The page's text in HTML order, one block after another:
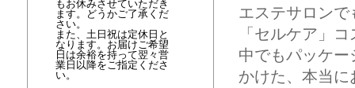
もお休みさせていただき
ます。どうかご了承くだ
さい。
また、土日祝は定休日と
なります。お届けご希望
日は余裕を持って翌々営
業日以降をご指定くださ
い。
エステサロン
「セルケア」
中でもパッケ
かけた、本当